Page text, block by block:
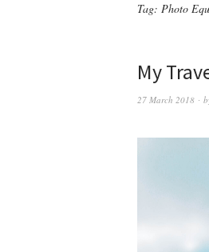
Tag: Photo
My
27 March 2018